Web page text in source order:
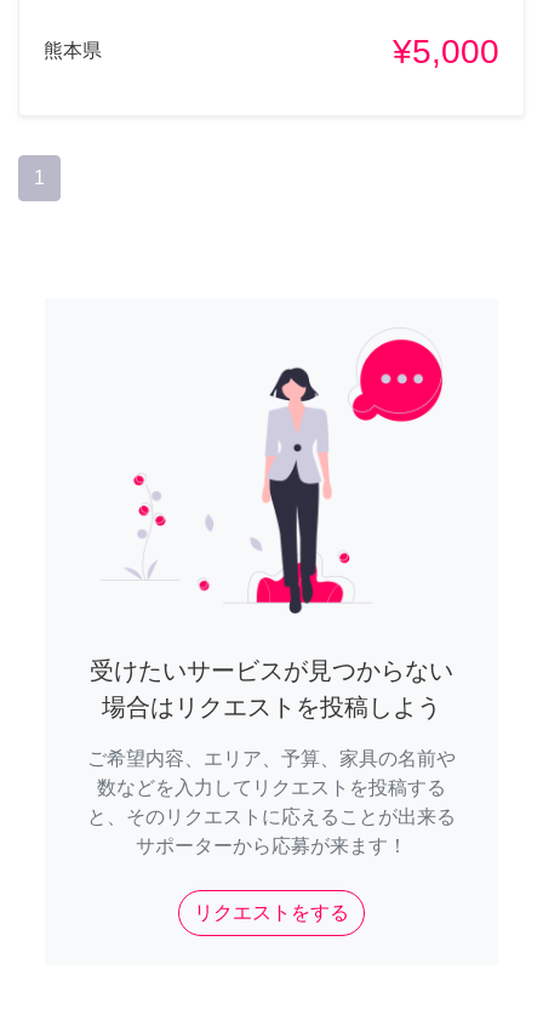
熊本県 ¥5,000
1
受けたいサービスが見つからない
場合はリクエストを投稿しよう
ご希望内容、エリア、予算、家具の名前や
数などを入力してリクエストを投稿する
と、そのリクエストに応えることが出来る
サポーターから応募が来ます！
リクエストをする